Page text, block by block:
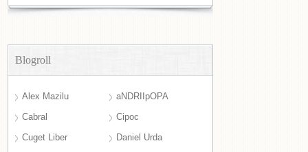
Blogroll
Alex Mazilu
aNDRIIpOPA
Cabral
Cipoc
Cuget Liber
Daniel Urda